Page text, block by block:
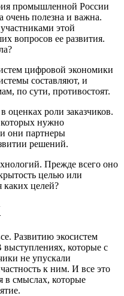
промышленной России
полезна и важна.
этой
вопросов ее развития.
цифровой экономики
составляют, и
по сути, противостоят.
роли заказчиков.
нужно
они партнеры
решений.
Прежде всего оно
целью или
каких целей?
Развитию экосистем
которые с
не упускали
к ним. И все это
в смыслах, которые